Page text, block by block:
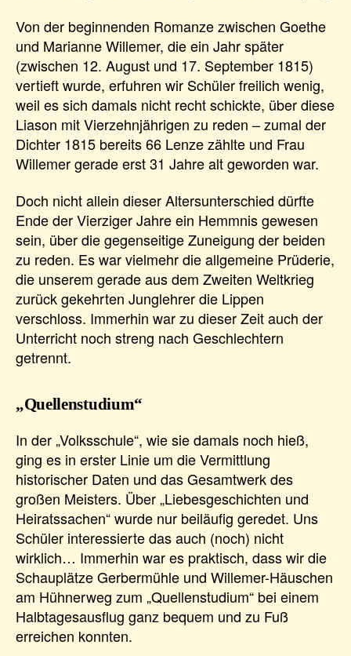
Von der beginnenden Romanze zwischen Goethe
und Marianne Willemer, die ein Jahr später
(zwischen 12. August und 17. September 1815)
vertieft wurde, erfuhren wir Schüler freilich wenig,
weil es sich damals nicht recht schickte, über diese
Liason mit Vierzehnjährigen zu reden – zumal der
Dichter 1815 bereits 66 Lenze zählte und Frau
Willemer gerade erst 31 Jahre alt geworden war.
Doch nicht allein dieser Altersunterschied dürfte
Ende der Vierziger Jahre ein Hemmnis gewesen
sein, über die gegenseitige Zuneigung der beiden
zu reden. Es war vielmehr die allgemeine Prüderie,
die unserem gerade aus dem Zweiten Weltkrieg
zurück gekehrten Junglehrer die Lippen
verschloss. Immerhin war zu dieser Zeit auch der
Unterricht noch streng nach Geschlechtern
getrennt.
„Quellenstudium“
In der „Volksschule“, wie sie damals noch hieß,
ging es in erster Linie um die Vermittlung
historischer Daten und das Gesamtwerk des
großen Meisters. Über „Liebesgeschichten und
Heiratssachen“ wurde nur beiläufig geredet. Uns
Schüler interessierte das auch (noch) nicht
wirklich… Immerhin war es praktisch, dass wir die
Schauplätze Gerbermühle und Willemer-Häuschen
am Hühnerweg zum „Quellenstudium“ bei einem
Halbtagesausflug ganz bequem und zu Fuß
erreichen konnten.